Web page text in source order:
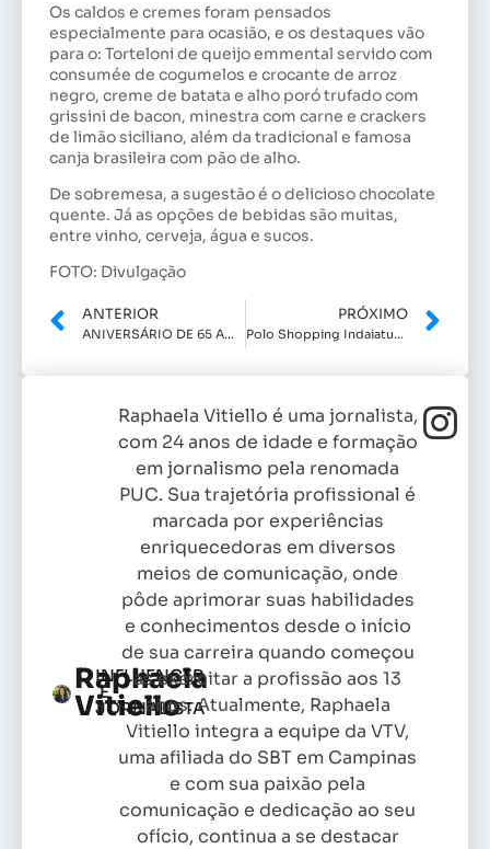
Os caldos e cremes foram pensados
especialmente para ocasião, e os destaques vão
para o: Torteloni de queijo emmental servido com
consumée de cogumelos e crocante de arroz
negro, creme de batata e alho poró trufado com
grissini de bacon, minestra com carne e crackers
de limão siciliano, além da tradicional e famosa
canja brasileira com pão de alho.
De sobremesa, a sugestão é o delicioso chocolate
quente. Já as opções de bebidas são muitas,
entre vinho, cerveja, água e sucos.
FOTO: Divulgação
ANTERIOR
ANIVERSÁRIO DE 65 ANOS DO INDAIATUBA CLUBE
PRÓXIMO
Polo Shopping Indaiatuba recebe exposição “Curvas na Arquitetura Brasileira”
Raphaela
Vitiello
INFLUENCER
E
JORNALISTA
Raphaela Vitiello é uma jornalista,
com 24 anos de idade e formação
em jornalismo pela renomada
PUC. Sua trajetória profissional é
marcada por experiências
enriquecedoras em diversos
meios de comunicação, onde
pôde aprimorar suas habilidades
e conhecimentos desde o início
de sua carreira quando começou
as exercitar a profissão aos 13
anos. Atualmente, Raphaela
Vitiello integra a equipe da VTV,
uma afiliada do SBT em Campinas
e com sua paixão pela
comunicação e dedicação ao seu
ofício, continua a se destacar